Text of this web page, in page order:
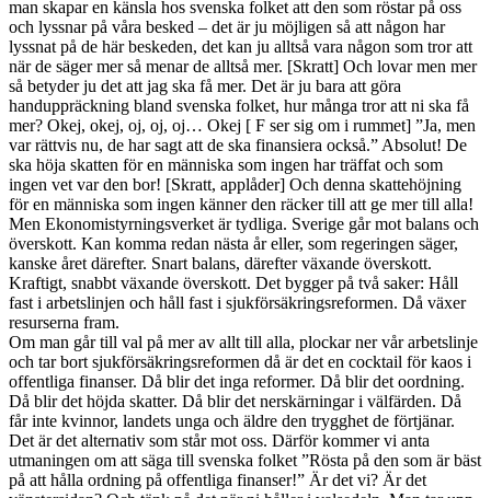
man skapar en känsla hos svenska folket att den som röstar på oss
och lyssnar på våra besked – det är ju möjligen så att någon har
lyssnat på de här beskeden, det kan ju alltså vara någon som tror att
när de säger mer så menar de alltså mer. [Skratt] Och lovar men mer
så betyder ju det att jag ska få mer. Det är ju bara att göra
handuppräckning bland svenska folket, hur många tror att ni ska få
mer? Okej, okej, oj, oj, oj… Okej [ F ser sig om i rummet] ”Ja, men
var rättvis nu, de har sagt att de ska finansiera också.” Absolut! De
ska höja skatten för en människa som ingen har träffat och som
ingen vet var den bor! [Skratt, applåder] Och denna skattehöjning
för en människa som ingen känner den räcker till att ge mer till alla!
Men Ekonomistyrningsverket är tydliga. Sverige går mot balans och
överskott. Kan komma redan nästa år eller, som regeringen säger,
kanske året därefter. Snart balans, därefter växande överskott.
Kraftigt, snabbt växande överskott. Det bygger på två saker: Håll
fast i arbetslinjen och håll fast i sjukförsäkringsreformen. Då växer
resurserna fram.
Om man går till val på mer av allt till alla, plockar ner vår arbetslinje
och tar bort sjukförsäkringsreformen då är det en cocktail för kaos i
offentliga finanser. Då blir det inga reformer. Då blir det oordning.
Då blir det höjda skatter. Då blir det nerskärningar i välfärden. Då
får inte kvinnor, landets unga och äldre den trygghet de förtjänar.
Det är det alternativ som står mot oss. Därför kommer vi anta
utmaningen om att säga till svenska folket ”Rösta på den som är bäst
på att hålla ordning på offentliga finanser!” Är det vi? Är det